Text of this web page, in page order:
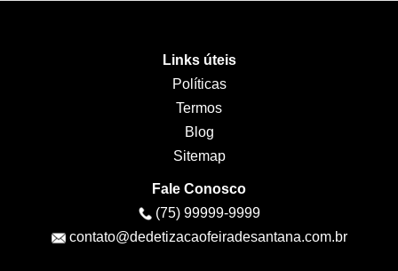
Links úteis
Políticas
Termos
Blog
Sitemap
Fale Conosco
(75) 99999-9999
contato@dedetizacaofeiradesantana.com.br